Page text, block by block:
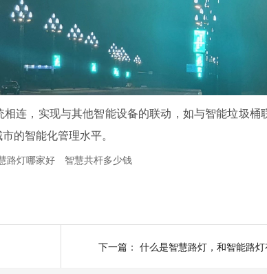
连，实现与其他智能设备的联动，如与智能垃圾桶
的智能化管理水平。
路灯哪家好
智慧共杆多少钱
下一篇：